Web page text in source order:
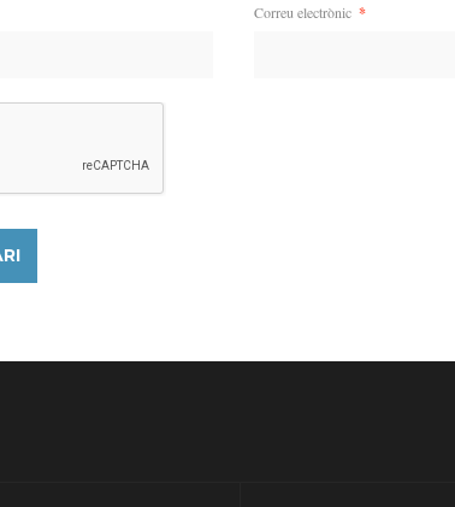
Correu electrònic *